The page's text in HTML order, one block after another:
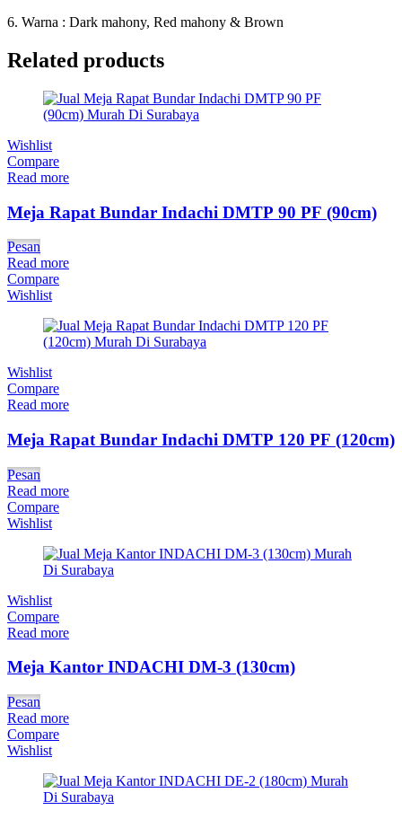
6. Warna : Dark mahony, Red mahony & Brown
Related products
Wishlist
Compare
Read more
Meja Rapat Bundar Indachi DMTP 90 PF (90cm)
Pesan
Read more
Compare
Wishlist
Wishlist
Compare
Read more
Meja Rapat Bundar Indachi DMTP 120 PF (120cm)
Pesan
Read more
Compare
Wishlist
Wishlist
Compare
Read more
Meja Kantor INDACHI DM-3 (130cm)
Pesan
Read more
Compare
Wishlist